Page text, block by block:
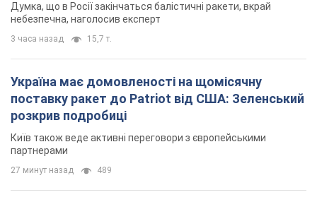
Думка, що в Росії закінчаться балістичні ракети, вкрай
небезпечна, наголосив експерт
3 часа назад 15,7 т.
Україна має домовленості на щомісячну
поставку ракет до Patriot від США: Зеленський
розкрив подробиці
Київ також веде активні переговори з європейськими
партнерами
27 минут назад 489